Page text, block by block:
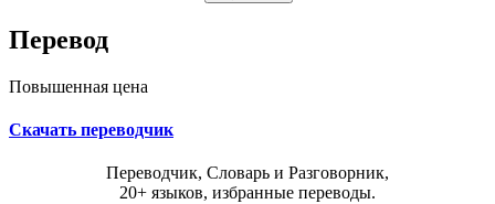
Перевод
Повышенная цена
Скачать переводчик
Переводчик, Словарь и Разговорник,
20+ языков, избранные переводы.